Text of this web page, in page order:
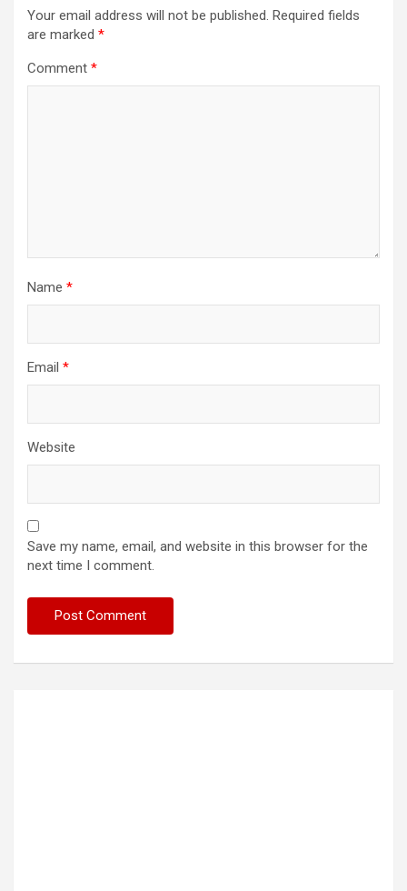
Your email address will not be published. Required fields
are marked *
Comment *
Name *
Email *
Website
Save my name, email, and website in this browser for the
next time I comment.